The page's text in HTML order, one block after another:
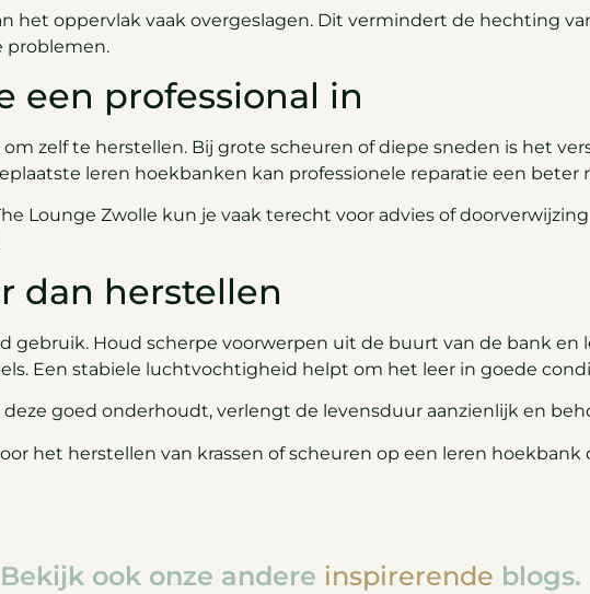
het oppervlak vaak overgeslagen. Dit vermindert de hechting
problemen.
een professional in
zelf te herstellen. Bij grote scheuren of diepe sneden is het
leren hoekbanken kan professionele reparatie een beter
Lounge Zwolle kun je vaak terecht voor advies of
dan herstellen
gebruik. Houd scherpe voorwerpen uit de buurt van de bank en
Een stabiele luchtvochtigheid helpt om het leer in goede
goed onderhoudt, verlengt de levensduur aanzienlijk en
het herstellen van krassen of scheuren op een leren hoekbank
Bekijk ook onze andere inspirerende blogs.